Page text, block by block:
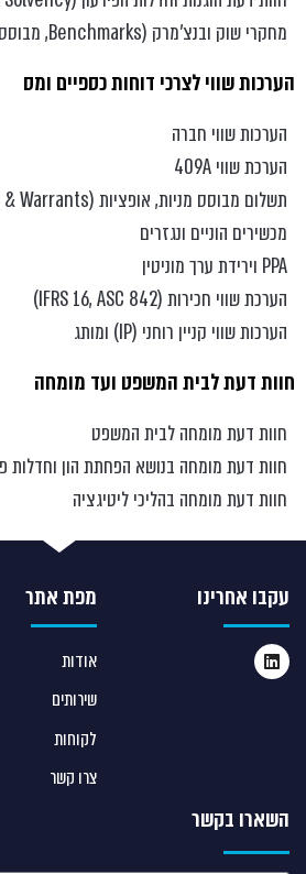
מחקרי שוק ובנצ’מרק (Benchmarks, מבוסס על מחקר S Cube)
הערכות שווי לצרכי דוחות כספיים ומס
הערכות שווי חברה
הערכת שווי 409A
תשלום מבוסס מניות, אופציות (ESOP & Warrants)
מכשירים הוניים ונגזרים
PPA וירידת ערך מוניטין
הערכת שווי חכירות (IFRS 16, ASC 842)
הערכות שווי קניין רוחני (IP) ומותג
חוות דעת לבית המשפט ועד מומחה
חוות דעת מומחה לבית המשפט
חוות דעת מומחה בנושא הפחתת הון וחדלות
חוות דעת מומחה בהליכי ליטיגציה
עקבו אחרינו מפת אתר
אודות
שירותים
לקוחות
צרו קשר
השארו בקשר